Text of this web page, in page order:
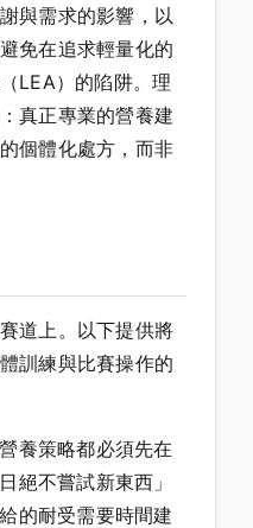
與需求的影響，以
免在追求輕量化的
LEA）的陷阱。理
真正專業的營養建
個體化處方，而非
道上。以下提供將
訓練與比賽操作的
營養策略都必須先在
絕不嘗試新東西」
的耐受需要時間建